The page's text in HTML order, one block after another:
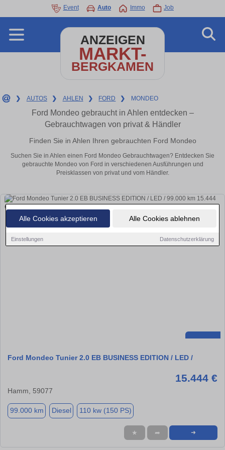
Alle Cookies akzeptieren Alle Cookies ablehnen
Einstellungen Datenschutzerklärung
Event Auto Immo Job
ANZEIGEN
MARKT-
BERGKAMEN
❯ AUTOS ❯ AHLEN ❯ FORD ❯ MONDEO
Ford Mondeo gebraucht in Ahlen entdecken –
Gebrauchtwagen von privat & Händler
Finden Sie in Ahlen Ihren gebrauchten Ford Mondeo
Suchen Sie in Ahlen einen Ford Mondeo Gebrauchtwagen? Entdecken Sie
gebrauchte Mondeo von Ford in verschiedenen Ausführungen und
Preisklassen von privat und vom Händler.
Ford Mondeo Tunier 2.0 EB BUSINESS EDITION / LED /
15.444 €
Hamm, 59077
99.000 km Diesel 110 kw (150 PS)
★ ➦ ➜